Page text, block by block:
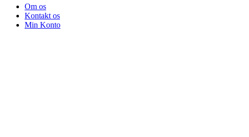
Om os
Kontakt os
Min Konto